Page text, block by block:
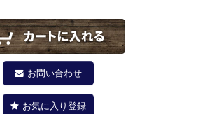
お問い合わせ
お気に入り登録